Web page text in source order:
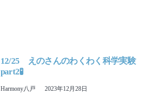
12/25 えのさんのわくわく科学実験
part2🧪
Harmony八戸 2023年12月28日